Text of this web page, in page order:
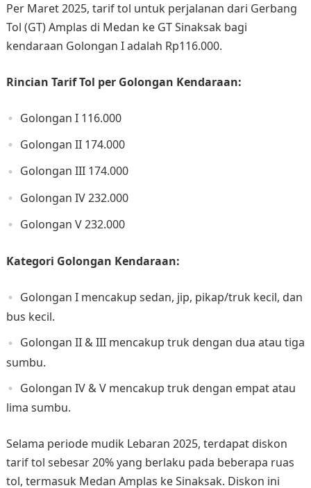
Per Maret 2025, tarif tol untuk perjalanan dari Gerbang
Tol (GT) Amplas di Medan ke GT Sinaksak bagi
kendaraan Golongan I adalah Rp116.000. ​
Rincian Tarif Tol per Golongan Kendaraan:
Golongan I 116.000
Golongan II 174.000
Golongan III 174.000
Golongan IV 232.000
Golongan V 232.000
Kategori Golongan Kendaraan:
Golongan I mencakup sedan, jip, pikap/truk kecil, dan
bus kecil.
Golongan II & III mencakup truk dengan dua atau tiga
sumbu.
Golongan IV & V mencakup truk dengan empat atau
lima sumbu.
Selama periode mudik Lebaran 2025, terdapat diskon
tarif tol sebesar 20% yang berlaku pada beberapa ruas
tol, termasuk Medan Amplas ke Sinaksak. Diskon ini